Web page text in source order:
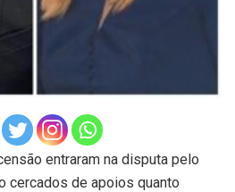
entraram na disputa pelo
cercados de apoios quanto